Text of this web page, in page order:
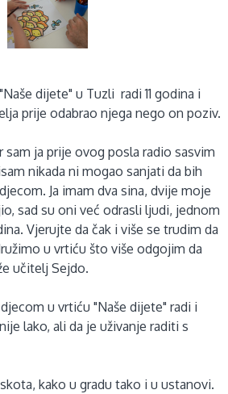
dijete" u Tuzli radi 11 godina i
prije odabrao njega nego on poziv.
sam ja prije ovog posla radio sasvim
nikada ni mogao sanjati da bih
Ja imam dva sina, dvije moje
sad su oni već odrasli ljudi, jednom
Vjerujte da čak i više se trudim da
u vrtiću što više odgojim da
učitelj Sejdo.
u vrtiću "Naše dijete" radi i
lako, ali da je uživanje raditi s
kako u gradu tako i u ustanovi.